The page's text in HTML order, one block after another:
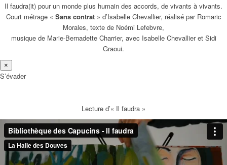
Il faudra(it) pour un monde plus humain des accords, de vivants à vivants.
Court métrage « Sans contrat» d’Isabelle Chevallier, réalisé par Romaric
Morales, texte de Noémi Lefebvre,
musique de Marie-Bernadette Charrier, avec Isabelle Chevallier et Sidi
Graoui.
×
S’évader
Lecture d’« Il faudra »